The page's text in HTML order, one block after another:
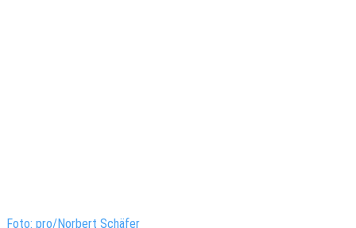
Foto: pro/Norbert Schäfer